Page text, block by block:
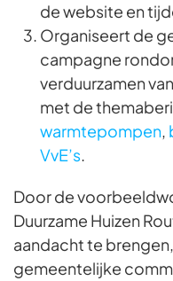
de website en
Organiseert de
campagne
verduurzamen
met de
warmtepompen,
VvE’s.
Door de
Duurzame Huizen
aandacht te
gemeentelijke